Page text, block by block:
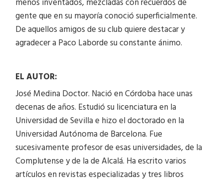
gente que en su mayoría conoció superficialmente.
De aquellos amigos de su club quiere destacar y
agradecer a Paco Laborde su constante ánimo.
EL AUTOR:
José Medina Doctor. Nació en Córdoba hace unas
decenas de años. Estudió su licenciatura en la
Universidad de Sevilla e hizo el doctorado en la
Universidad Autónoma de Barcelona. Fue
sucesivamente profesor de esas universidades, de la
Complutense y de la de Alcalá. Ha escrito varios
artículos en revistas especializadas y tres libros